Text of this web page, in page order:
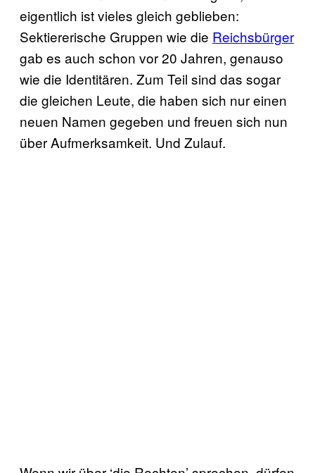
eigentlich ist vieles gleich geblieben:
Sektiererische Gruppen wie die Reichsbürger
gab es auch schon vor 20 Jahren, genauso
wie die Identitären. Zum Teil sind das sogar
die gleichen Leute, die haben sich nur einen
neuen Namen gegeben und freuen sich nun
über Aufmerksamkeit. Und Zulauf.